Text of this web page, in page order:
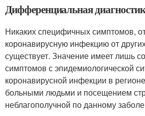
Дифференциальная
Никаких специфичных симптомов,
коронавирусную инфекцию от
существует. Значение имеет лишь
симптомов с эпидемиологической
коронавирусной инфекции в
больными людьми и посещением
неблагополучной по данному